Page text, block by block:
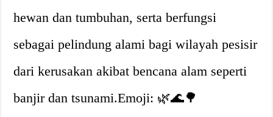
hewan dan tumbuhan, serta berfungsi
sebagai pelindung alami bagi wilayah pesisir
dari kerusakan akibat bencana alam seperti
banjir dan tsunami.Emoji: 🌿🌊🌳